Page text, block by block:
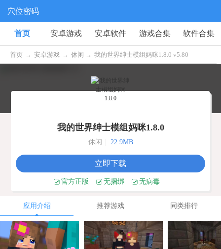
穴位密码
首页 安卓游戏 安卓软件 游戏合集 软件合集
首页 → 安卓游戏 → 休闲 → 我的世界绅士模组妈咪1.8.0 v5.80
我的世界绅士模组妈咪1.8.0
休闲 22.9MB
立即下载
官方正版 无捆绑 无病毒
应用介绍 推荐游戏 同类排行